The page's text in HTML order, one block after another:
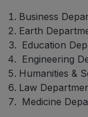
Business
Earth
Education
Engineering
Humanities &
Law
Medicine